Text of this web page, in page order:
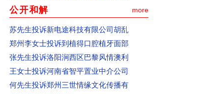
(6)提交投诉。点击页面下方“提交”按钮，
如果页面中间出现一个“你的资料已提交！
在审核中”的对话框，表示你的投诉已经提
交成功。(注：已提交的投诉信息不同步在
页面上显示)
二、投诉人联系方式的重要性
联系电话和电子邮箱是网站与您联系的重
公开和解 more
苏先生投诉新电途科技有限公司胡乱
郑州李女士投诉到植得口腔植牙面部
张先生投诉洛阳涧西区巴黎风情澳利
王女士投诉河南省智平置业中介公司
何先生投诉郑州三世情缘文化传播有